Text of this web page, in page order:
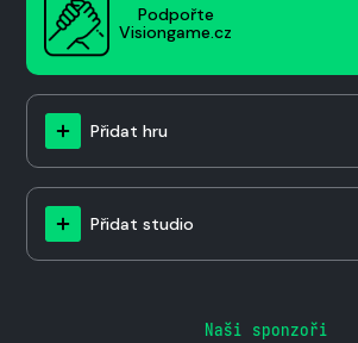
Podpořte
Visiongame.cz
Přidat hru
Přidat studio
Naši sponzoři